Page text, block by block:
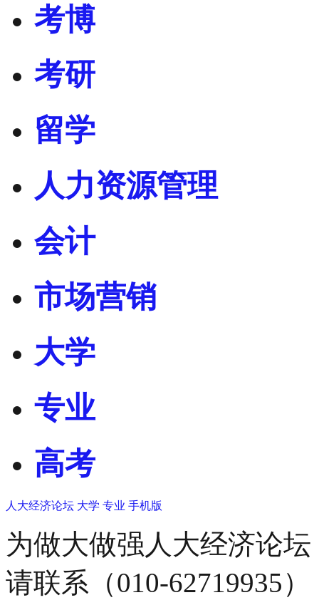
考博
考研
留学
人力资源管理
会计
市场营销
大学
专业
高考
人大经济论坛 大学 专业 手机版
为做大做强人大经济论
请联系（010-62719935）